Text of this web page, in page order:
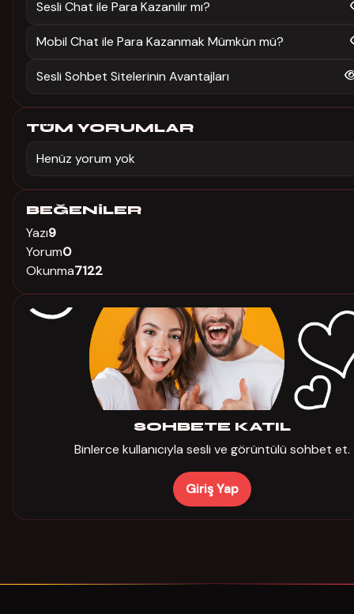
Sesli Chat ile Para Kazanılır mı?
Mobil Chat ile Para Kazanmak Mümkün mü?
Sesli Sohbet Sitelerinin Avantajları
TÜM YORUMLAR
Henüz yorum yok
BEĞENILER
Yazı9
Yorum0
Okunma7122
SOHBETE KATIL
Binlerce kullanıcıyla sesli ve görüntülü sohbet et.
Giriş Yap